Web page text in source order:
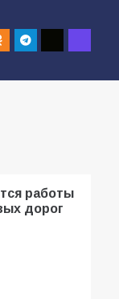
работы
дорог